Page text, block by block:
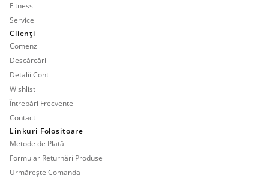
Fitness
Service
Clienți
Comenzi
Descărcări
Detalii Cont
Wishlist
Întrebări Frecvente
Contact
Linkuri Folositoare
Metode de Plată
Formular Returnări Produse
Urmărește Comanda